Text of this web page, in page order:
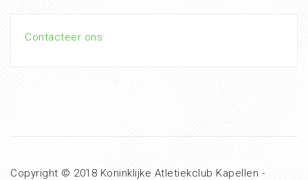
Contacteer ons
Copyright © 2018 Koninklijke Atletiekclub Kapellen -